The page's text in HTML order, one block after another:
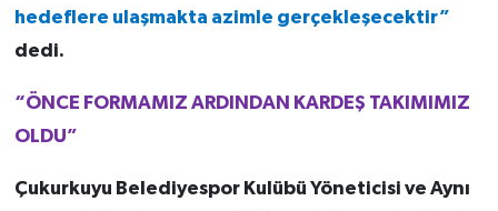
hedeflere ulaşmakta azimle gerçekleşecektir”
dedi.
“ÖNCE FORMAMIZ ARDINDAN KARDEŞ TAKIMIMIZ
OLDU”
Çukurkuyu Belediyespor Kulübü Yöneticisi ve Aynı